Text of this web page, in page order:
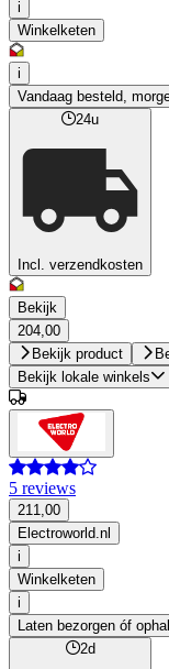
i
Winkelketen
i
Vandaag besteld,
24u
Incl. verzendkosten
Bekijk
204,00
Bekijk product
Bekijk lokale winkels
5 reviews
211,00
Electroworld.nl
i
Winkelketen
i
Laten bezorgen óf
2d